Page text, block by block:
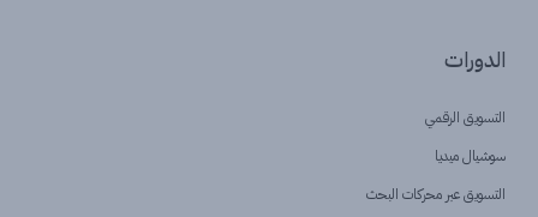
الدورات
التسويق الرقمي
سوشيال ميديا
التسويق عبر محركات البحث